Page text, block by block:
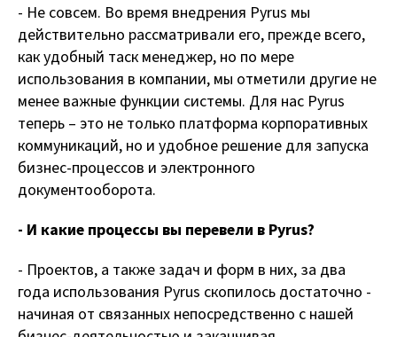
- Не совсем. Во время внедрения Pyrus мы
действительно рассматривали его, прежде всего,
как удобный таск менеджер, но по мере
использования в компании, мы отметили другие не
менее важные функции системы. Для нас Pyrus
теперь – это не только платформа корпоративных
коммуникаций, но и удобное решение для запуска
бизнес-процессов и электронного
документооборота.
- И какие процессы вы перевели в Pyrus?
- Проектов, а также задач и форм в них, за два
года использования Pyrus скопилось достаточно -
начиная от связанных непосредственно с нашей